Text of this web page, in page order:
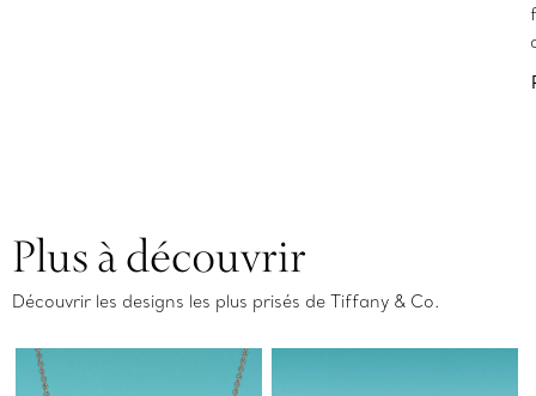
Plus à découvrir
Découvrir les designs les plus prisés de Tiffany & Co.